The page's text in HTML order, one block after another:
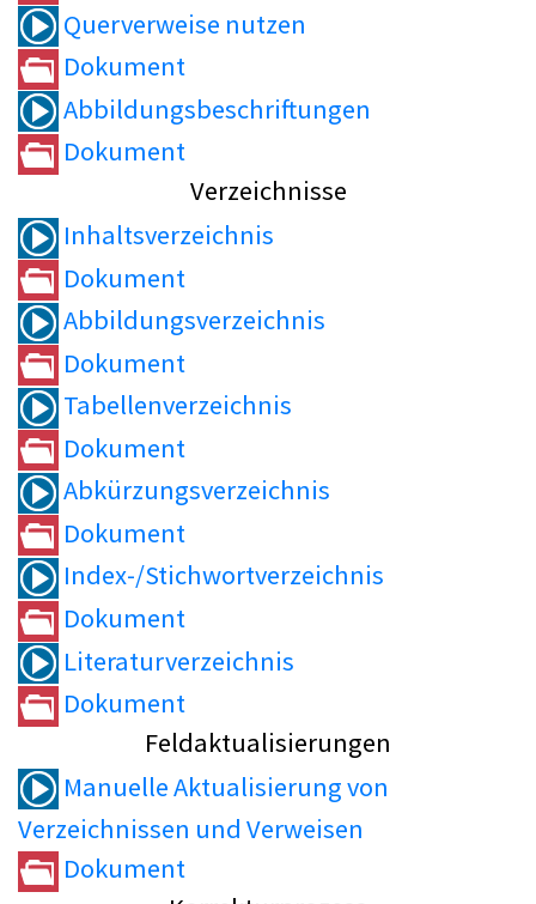
Querverweise nutzen
Dokument
Abbildungsbeschriftungen
Dokument
Verzeichnisse
Inhaltsverzeichnis
Dokument
Abbildungsverzeichnis
Dokument
Tabellenverzeichnis
Dokument
Abkürzungsverzeichnis
Dokument
Index-/Stichwortverzeichnis
Dokument
Literaturverzeichnis
Dokument
Feldaktualisierungen
Manuelle Aktualisierung von
Verzeichnissen und Verweisen
Dokument